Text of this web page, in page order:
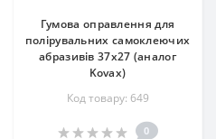
Гумова оправлення для
полірувальних самоклеючих
абразивів 37х27 (аналог
Kovax)
Код товару: 649
0